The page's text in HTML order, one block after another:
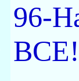
96-
ВСЕ!